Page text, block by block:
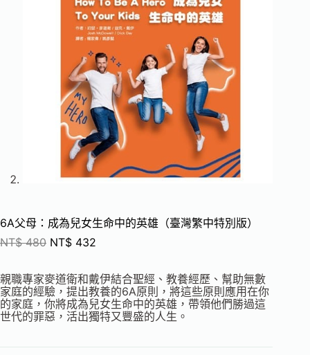
6A父母：成為兒女生命中的英雄（臺灣繁中特別版）
NT$480 NT$ 432
親職專家麥道衛和戴伊結合聖經、教養經歷、幫助無數
家庭的經驗，提出教養的6A原則，將這些原則應用在你
的家庭，你將成為兒女生命中的英雄，帶領他們勝過這
世代的罪惡，活出獨特又豐盛的人生。